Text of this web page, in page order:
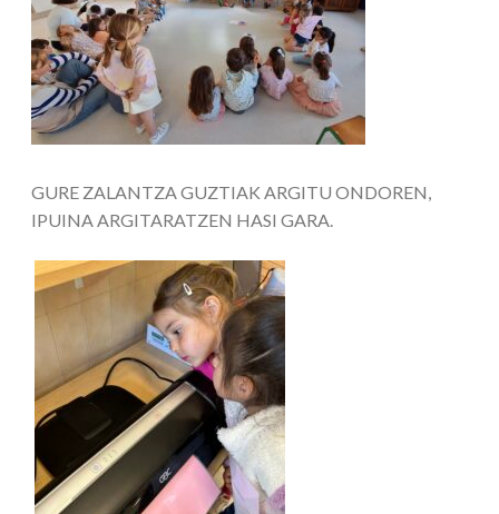
GURE ZALANTZA GUZTIAK ARGITU ONDOREN,
IPUINA ARGITARATZEN HASI GARA.